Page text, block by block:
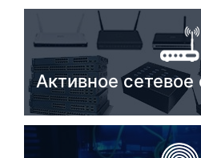
Оборудование Mikrotik
Пылесос
Спикерфон
Модемы ADSL, Wan/Lan
IP Телефония
Активное